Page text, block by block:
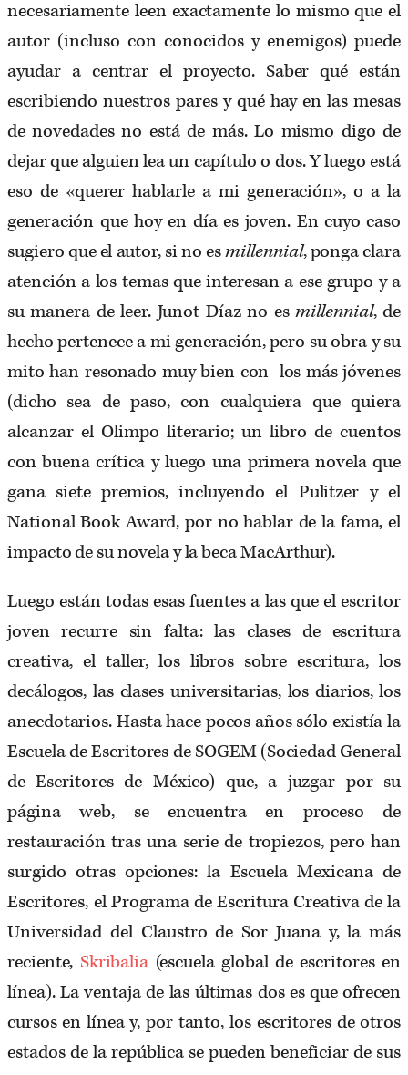
necesariamente leen exactamente lo mismo que el
autor (incluso con conocidos y enemigos) puede
ayudar a centrar el proyecto. Saber qué están
escribiendo nuestros pares y qué hay en las mesas
de novedades no está de más. Lo mismo digo de
dejar que alguien lea un capítulo o dos. Y luego está
eso de «querer hablarle a mi generación», o a la
generación que hoy en día es joven. En cuyo caso
sugiero que el autor, si no esmillennial, ponga clara
atención a los temas que interesan a ese grupo y a
su manera de leer. Junot Díaz no esmillennial, de
hecho pertenece a mi generación, pero su obra y su
mito han resonado muy bien con los más jóvenes
(dicho sea de paso, con cualquiera que quiera
alcanzar el Olimpo literario; un libro de cuentos
con buena crítica y luego una primera novela que
gana siete premios, incluyendo el Pulitzer y el
National Book Award, por no hablar de la fama, el
impacto de su novela y la beca MacArthur).
Luego están todas esas fuentes a las que el escritor
joven recurre sin falta: las clases de escritura
creativa, el taller, los libros sobre escritura, los
decálogos, las clases universitarias, los diarios, los
anecdotarios. Hasta hace pocos años sólo existía la
Escuela de Escritores de SOGEM (Sociedad General
de Escritores de México) que, a juzgar por su
página web, se encuentra en proceso de
restauración tras una serie de tropiezos, pero han
surgido otras opciones: la Escuela Mexicana de
Escritores, el Programa de Escritura Creativa de la
Universidad del Claustro de Sor Juana y, la más
reciente, Skribalia (escuela global de escritores en
línea). La ventaja de las últimas dos es que ofrecen
cursos en línea y, por tanto, los escritores de otros
estados de la república se pueden beneficiar de sus